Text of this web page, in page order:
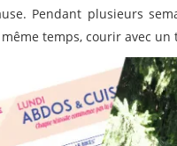
Pendant plusieurs
temps, courir avec un